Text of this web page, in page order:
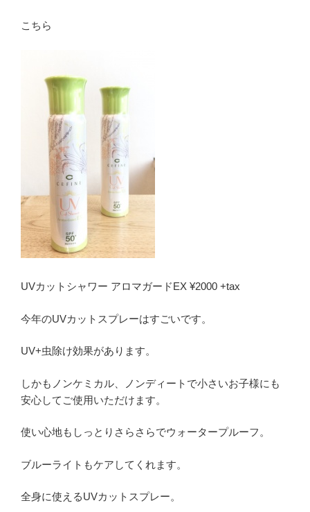
こちら
UVカットシャワー アロマガードEX ¥2000 +tax
今年のUVカットスプレーはすごいです。
UV+虫除け効果があります。
しかもノンケミカル、ノンディートで小さいお子様にも
安心してご使用いただけます。
使い心地もしっとりさらさらでウォータープルーフ。
ブルーライトもケアしてくれます。
全身に使えるUVカットスプレー。